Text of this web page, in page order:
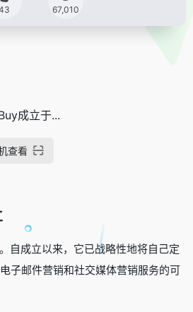
67,010
成立于...
查看
自成立以来，它已战略性地将自己定
子邮件营销和社交媒体营销服务的可